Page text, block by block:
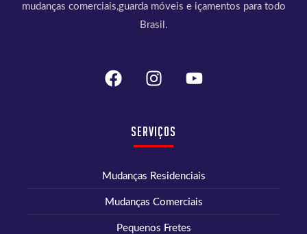
mudanças comerciais,guarda móveis e içamentos para todo
Brasil.
Serviços
Mudanças Residenciais
Mudanças Comerciais
Pequenos Fretes